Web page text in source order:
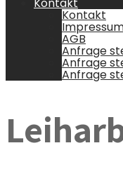
Kontakt
AGB
Anfrage
Anfrage
Anfrage